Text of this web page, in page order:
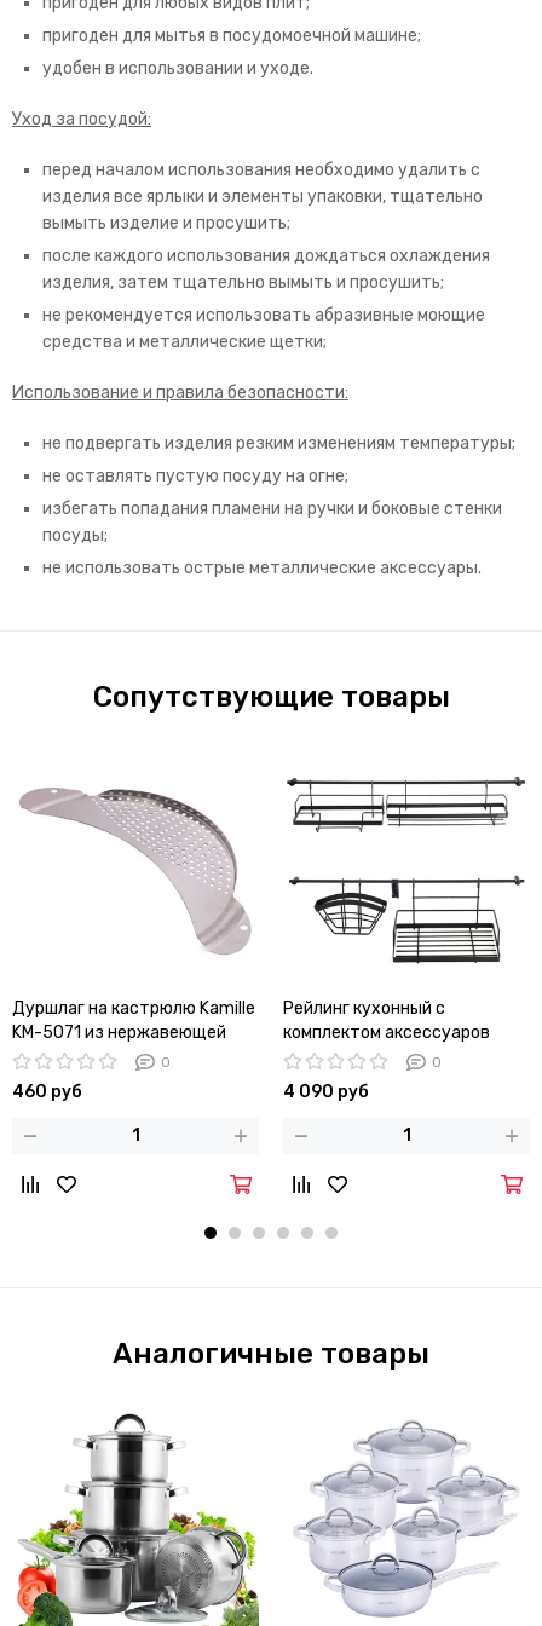
пригоден для мытья в посудомоечной машине;
удобен в использовании и уходе.
Уход за посудой:
перед началом использования необходимо удалить с
изделия все ярлыки и элементы упаковки, тщательно
вымыть изделие и просушить;
после каждого использования дождаться охлаждения
изделия, затем тщательно вымыть и просушить;
не рекомендуется использовать абразивные моющие
средства и металлические щетки;
Использование и правила безопасности:
не подвергать изделия резким изменениям температуры;
не оставлять пустую посуду на огне;
избегать попадания пламени на ручки и боковые стенки
посуды;
не использовать острые металлические аксессуары.
Сопутствующие товары
Дуршлаг на кастрюлю Kamille
KM-5071 из нержавеющей
стали
0
460 руб
Рейлинг кухонный с
комплектом аксессуаров
Kamille KM 8862
0
4 090 руб
Аналогичные товары